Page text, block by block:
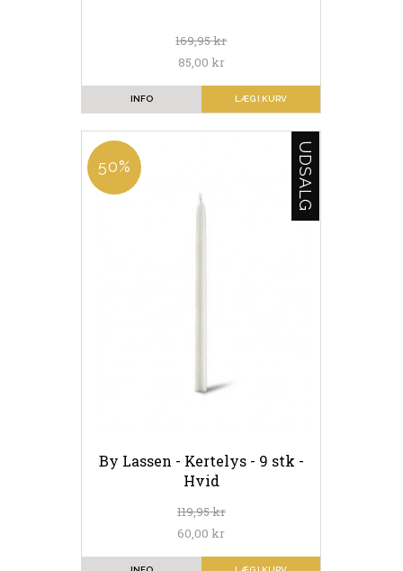
169,95 kr
85,00 kr
LÆG I KURV
INFO
50% UDSALG
By Lassen - Kertelys - 9 stk -
Hvid
119,95 kr
60,00 kr